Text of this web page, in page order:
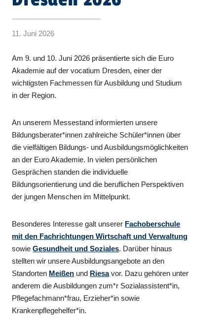
11. Juni 2026
Am 9. und 10. Juni 2026 präsentierte sich die Euro
Akademie auf der vocatium Dresden, einer der
wichtigsten Fachmessen für Ausbildung und Studium
in der Region.
An unserem Messestand informierten unsere
Bildungsberater*innen zahlreiche Schüler*innen über
die vielfältigen Bildungs- und Ausbildungsmöglichkeiten
an der Euro Akademie. In vielen persönlichen
Gesprächen standen die individuelle
Bildungsorientierung und die beruflichen Perspektiven
der jungen Menschen im Mittelpunkt.
Besonderes Interesse galt unserer Fachoberschule
mit den Fachrichtungen Wirtschaft und Verwaltung
sowieGesundheit und Soziales. Darüber hinaus
stellten wir unsere Ausbildungsangebote an den
Standorten Meißen und Riesavor. Dazu gehören unter
anderem die Ausbildungen zum*r Sozialassistent*in,
Pflegefachmann*frau, Erzieher*in sowie
Krankenpflegehelfer*in.